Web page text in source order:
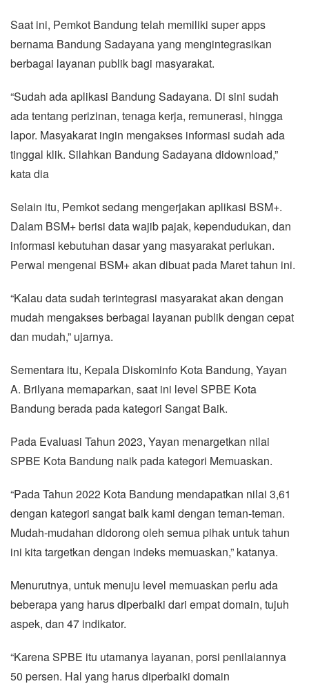
Saat ini, Pemkot Bandung telah memiliki super apps
bernama Bandung Sadayana yang mengintegrasikan
berbagai layanan publik bagi masyarakat.
“Sudah ada aplikasi Bandung Sadayana. Di sini sudah
ada tentang perizinan, tenaga kerja, remunerasi, hingga
lapor. Masyakarat ingin mengakses informasi sudah ada
tinggal klik. Silahkan Bandung Sadayana didownload,”
kata dia
Selain itu, Pemkot sedang mengerjakan aplikasi BSM+.
Dalam BSM+ berisi data wajib pajak, kependudukan, dan
informasi kebutuhan dasar yang masyarakat perlukan.
Perwal mengenai BSM+ akan dibuat pada Maret tahun ini.
“Kalau data sudah terintegrasi masyarakat akan dengan
mudah mengakses berbagai layanan publik dengan cepat
dan mudah,” ujarnya.
Sementara itu, Kepala Diskominfo Kota Bandung, Yayan
A. Brilyana memaparkan, saat ini level SPBE Kota
Bandung berada pada kategori Sangat Baik.
Pada Evaluasi Tahun 2023, Yayan menargetkan nilai
SPBE Kota Bandung naik pada kategori Memuaskan.
“Pada Tahun 2022 Kota Bandung mendapatkan nilai 3,61
dengan kategori sangat baik kami dengan teman-teman.
Mudah-mudahan didorong oleh semua pihak untuk tahun
ini kita targetkan dengan indeks memuaskan,” katanya.
Menurutnya, untuk menuju level memuaskan perlu ada
beberapa yang harus diperbaiki dari empat domain, tujuh
aspek, dan 47 indikator.
“Karena SPBE itu utamanya layanan, porsi penilaiannya
50 persen. Hal yang harus diperbaiki domain